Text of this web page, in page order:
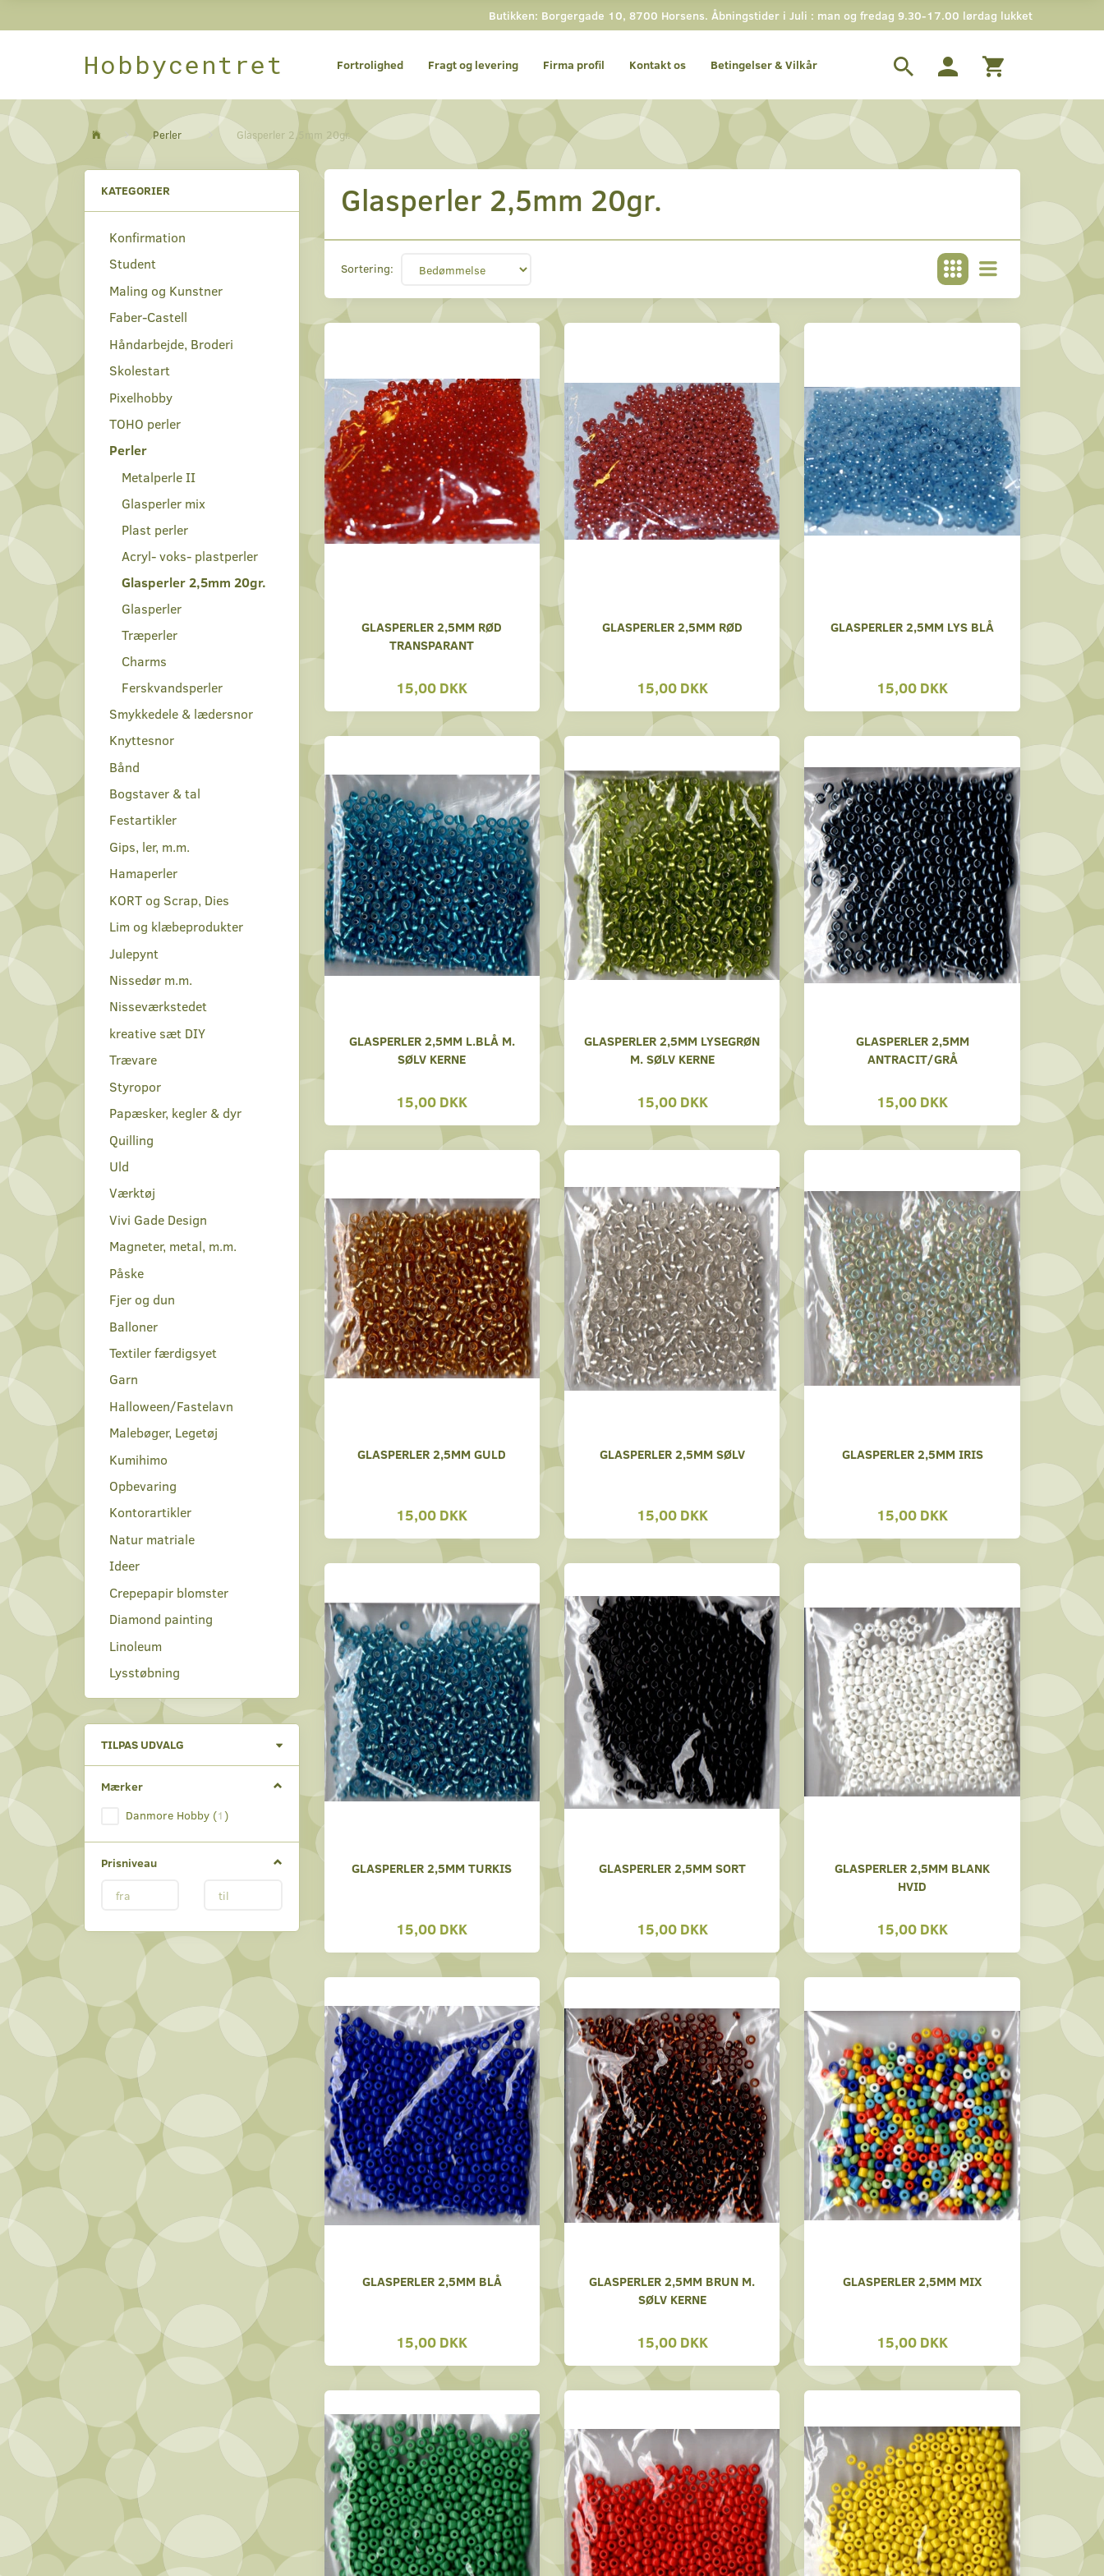
Butikken: Borgergade 10, 8700 Horsens. Åbningstider i Juli : man og fredag 9.30-17.00 lørdag lukket
Hobbycentret Fortrolighed Fragt og levering Firma profil Kontakt os Betingelser & Vilkår
Perler Glasperler 2,5mm 20gr.
KATEGORIER
Konfirmation
Student
Maling og Kunstner
Faber-Castell
Håndarbejde, Broderi
Skolestart
Pixelhobby
TOHO perler
Perler
Metalperle II
Glasperler mix
Plast perler
Acryl- voks- plastperler
Glasperler 2,5mm 20gr.
Glasperler
Træperler
Charms
Ferskvandsperler
Smykkedele & lædersnor
Knyttesnor
Bånd
Bogstaver & tal
Festartikler
Gips, ler, m.m.
Hamaperler
KORT og Scrap, Dies
Lim og klæbeprodukter
Julepynt
Nissedør m.m.
Nisseværkstedet
kreative sæt DIY
Trævare
Styropor
Papæsker, kegler & dyr
Quilling
Uld
Værktøj
Vivi Gade Design
Magneter, metal, m.m.
Påske
Fjer og dun
Balloner
Textiler færdigsyet
Garn
Halloween/Fastelavn
Malebøger, Legetøj
Kumihimo
Opbevaring
Kontorartikler
Natur matriale
Ideer
Crepepapir blomster
Diamond painting
Linoleum
Lysstøbning
TILPAS UDVALG
Skifte
Mærker
Danmore Hobby (1)
Prisniveau
Glasperler 2,5mm 20gr.
Sortering:
GLASPERLER 2,5MM RØD
TRANSPARANT
15,00 DKK
GLASPERLER 2,5MM RØD
15,00 DKK
GLASPERLER 2,5MM LYS BLÅ
15,00 DKK
GLASPERLER 2,5MM L.BLÅ M.
SØLV KERNE
15,00 DKK
GLASPERLER 2,5MM LYSEGRØN
M. SØLV KERNE
15,00 DKK
GLASPERLER 2,5MM
ANTRACIT/GRÅ
15,00 DKK
GLASPERLER 2,5MM GULD
15,00 DKK
GLASPERLER 2,5MM SØLV
15,00 DKK
GLASPERLER 2,5MM IRIS
15,00 DKK
GLASPERLER 2,5MM TURKIS
15,00 DKK
GLASPERLER 2,5MM SORT
15,00 DKK
GLASPERLER 2,5MM BLANK
HVID
15,00 DKK
GLASPERLER 2,5MM BLÅ
15,00 DKK
GLASPERLER 2,5MM BRUN M.
SØLV KERNE
15,00 DKK
GLASPERLER 2,5MM MIX
15,00 DKK